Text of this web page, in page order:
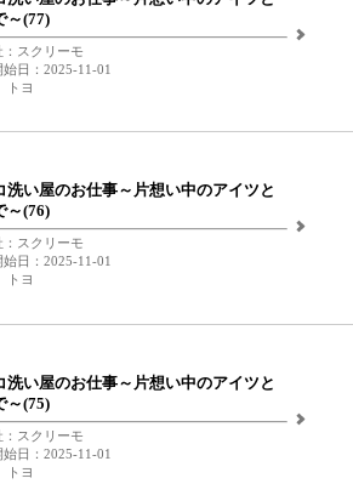
～(77)
：スクリーモ
始日：2025-11-01
トヨ
洗い屋のお仕事～片想い中のアイツと
～(76)
：スクリーモ
始日：2025-11-01
トヨ
洗い屋のお仕事～片想い中のアイツと
～(75)
：スクリーモ
始日：2025-11-01
トヨ